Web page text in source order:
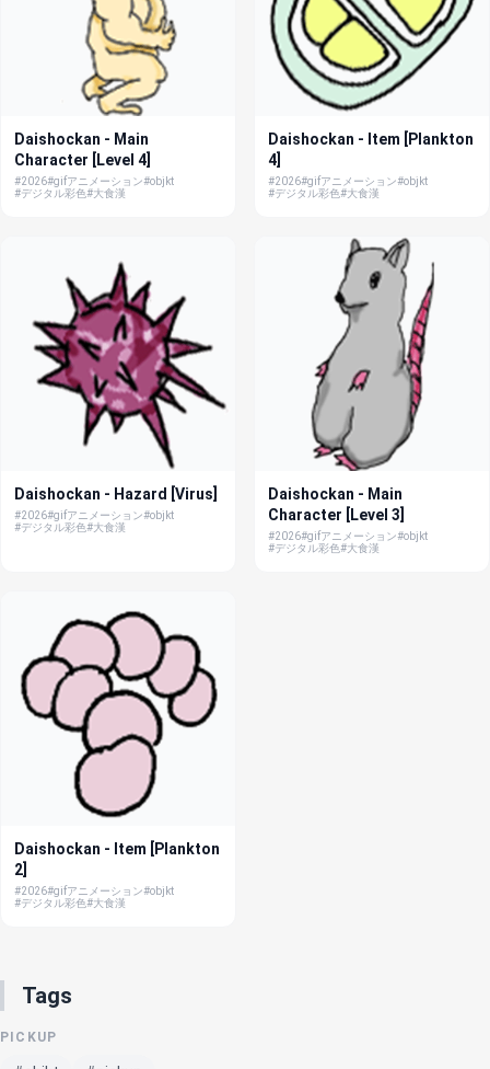
Daishockan - Main
Character [Level 4]
#2026#gifアニメーション#objkt
#デジタル彩色#大食漢
Daishockan - Item [Plankton
4]
#2026#gifアニメーション#objkt
#デジタル彩色#大食漢
Daishockan - Hazard [Virus]
#2026#gifアニメーション#objkt
#デジタル彩色#大食漢
Daishockan - Main
Character [Level 3]
#2026#gifアニメーション#objkt
#デジタル彩色#大食漢
Daishockan - Item [Plankton
2]
#2026#gifアニメーション#objkt
#デジタル彩色#大食漢
Tags
PICKUP